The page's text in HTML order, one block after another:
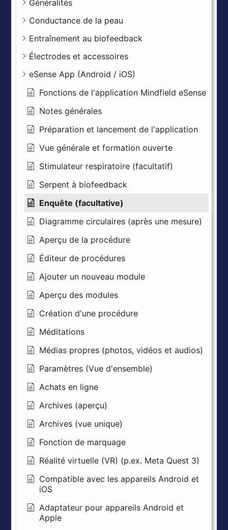
Généralités
Conductance de la peau
Entraînement au biofeedback
Électrodes et accessoires
eSense App (Android / iOS)
Fonctions de l'application Mindfield eSense
Notes générales
Préparation et lancement de l'application
Vue générale et formation ouverte
Stimulateur respiratoire (facultatif)
Serpent à biofeedback
Enquête (facultative)
Diagramme circulaires (après une mesure)
Aperçu de la procédure
Éditeur de procédures
Ajouter un nouveau module
Aperçu des modules
Création d'une procédure
Méditations
Médias propres (photos, vidéos et audios)
Paramètres (Vue d'ensemble)
Achats en ligne
Archives (aperçu)
Archives (vue unique)
Fonction de marquage
Réalité virtuelle (VR) (p.ex. Meta Quest 3)
Compatible avec les appareils Android et
iOS
Adaptateur pour appareils Android et
Apple